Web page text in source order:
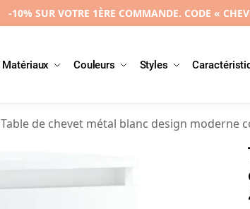
-10% SUR VOTRE 1ÈRE COMMANDE. CODE «
Matériaux Couleurs Styles
Table de chevet métal blanc design moderne